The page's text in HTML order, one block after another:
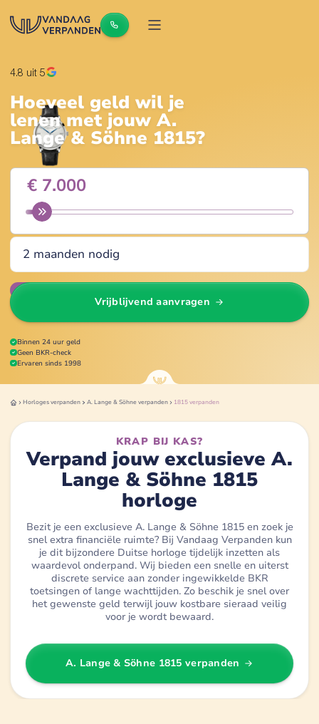
4.8 uit 5
Hoeveel geld wil je
lenen met jouw A.
Lange & Söhne 1815?
Wijzig
Vrijblijvend aanvragen
Binnen 24 uur geld
Geen BKR-check
Ervaren sinds 1998
Horloges verpanden A. Lange & Söhneverpanden 1815 verpanden
KRAP BIJ KAS?
Verpand jouw exclusieve A.
Lange & Söhne 1815
horloge
Bezit je een exclusieve A. Lange & Söhne 1815 en zoek je
snel extra financiële ruimte? Bij Vandaag Verpanden kun
je dit bijzondere Duitse horloge tijdelijk inzetten als
waardevol onderpand. Wij bieden een snelle en uiterst
discrete service aan zonder ingewikkelde BKR
toetsingen of lange wachttijden. Zo beschik je snel over
het gewenste geld terwijl jouw kostbare sieraad veilig
voor je wordt bewaard.
A. Lange & Söhne 1815 verpanden